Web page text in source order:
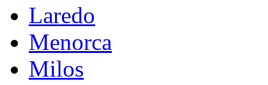
Laredo
Menorca
Milos